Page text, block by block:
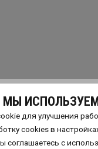
МЫ ИСПОЛЬЗУЕМ
для улучшения
сookies в
соглашаетесь с